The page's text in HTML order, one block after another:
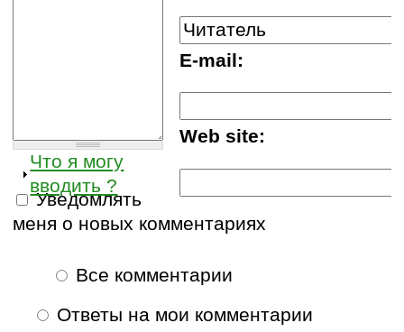
E-mail:
Web site:
Что я могу
вводить ?
Уведомлять
меня о новых комментариях
Все комментарии
Ответы на мои комментарии